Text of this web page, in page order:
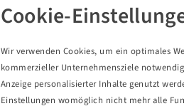
Cookie-
Wir verwenden Cookies, um ein optimales
kommerzieller Unternehmensziele
Anzeige personalisierter Inhalte genutzt
Einstellungen womöglich nicht mehr alle